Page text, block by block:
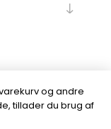
og andre
tillader du brug af